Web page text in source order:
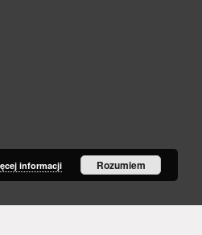
informacji Rozumiem